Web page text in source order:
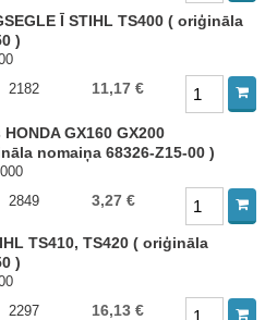
Ī STIHL TS400 ( oriģināla
)
2182 11,17 €
GX160 GX200
nomaiņa 68326-Z15-00 )
2849 3,27 €
TS410, TS420 ( oriģināla
)
2297 16,13 €